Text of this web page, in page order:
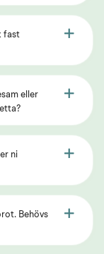
fast
eller
ni
Behövs